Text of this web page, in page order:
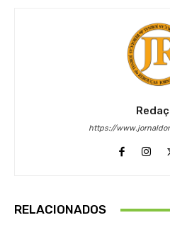
https://
RELACIONADOS